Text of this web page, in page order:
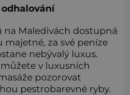
na Maledivách dostupná
za své peníze
nebývalý luxus.
v luxusních
pozorovat
pestrobarevné ryby.